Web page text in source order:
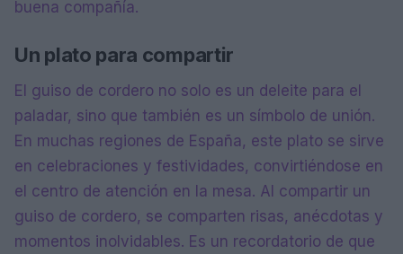
buena compañía.
Un plato para compartir
El guiso de cordero no solo es un deleite para el
paladar, sino que también es un símbolo de unión.
En muchas regiones de España, este plato se sirve
en celebraciones y festividades, convirtiéndose en
el centro de atención en la mesa. Al compartir un
guiso de cordero, se comparten risas, anécdotas y
momentos inolvidables. Es un recordatorio de que